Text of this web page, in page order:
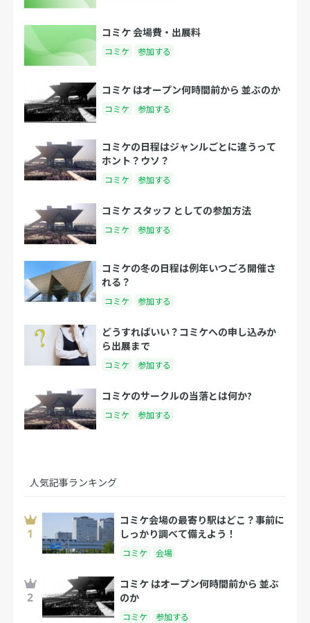
コミケ 会場費・出展料
コミケ 参加する
コミケ はオープン何時間前から 並ぶのか
コミケ 参加する
コミケの日程はジャンルごとに違うって
ホント？ウソ？
コミケ 参加する
コミケ スタッフ としての参加方法
コミケ 参加する
コミケの冬の日程は例年いつごろ開催さ
れる？
コミケ 参加する
どうすればいい？コミケへの申し込みか
ら出展まで
コミケ 参加する
コミケのサークルの当落とは何か?
コミケ 参加する
人気記事ランキング
コミケ会場の最寄り駅はどこ？事前に
しっかり調べて備えよう！
コミケ 会場
コミケ はオープン何時間前から 並ぶ
のか
コミケ 参加する